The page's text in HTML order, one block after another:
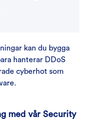
kan du bygga
hanterar DDoS
cyberhot som
med vår Security